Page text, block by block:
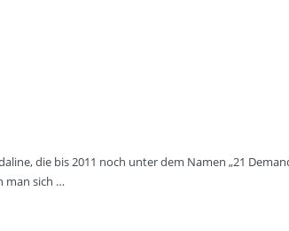
die bis 2011 noch unter dem Namen „21
man sich …